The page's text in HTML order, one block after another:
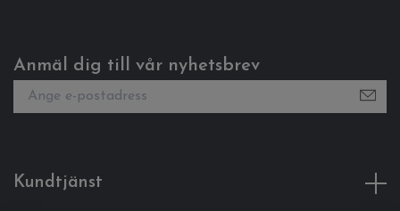
Anmäl dig till vår nyhetsbrev
Kundtjänst